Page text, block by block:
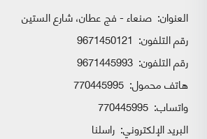
العنوان: صنعاء - فج عطان، شارع الستين
رقم التلفون: 9671450121
رقم التلفون: 9671445993
هاتف محمول: 770445995
واتساب:
البريد الإلكتروني: راسلنا